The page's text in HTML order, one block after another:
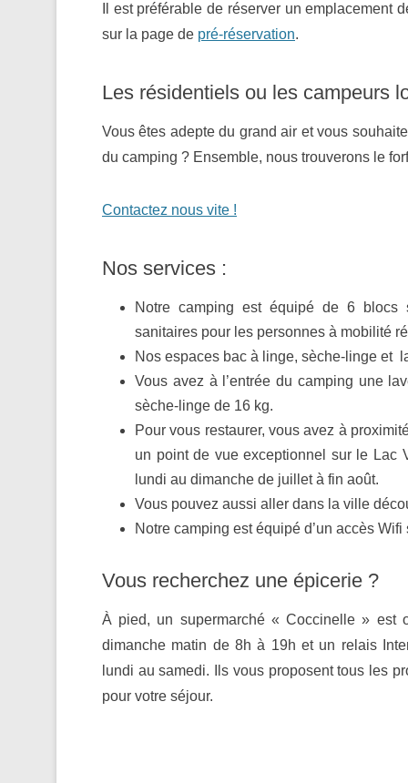
Il est préférable de réserver un
sur la page de pré-réservation.
Les résidentiels ou les campeurs
Vous êtes adepte du grand air et vous
du camping ? Ensemble, nous trouverons le
Contactez nous vite !
Nos services :
Notre camping est équipé de 6 blocs
sanitaires pour les personnes à mobilité
Nos espaces bac à linge, sèche-linge et
Vous avez à l’entrée du camping une
sèche-linge de 16 kg.
Pour vous restaurer, vous avez à
un point de vue exceptionnel sur le Lac
lundi au dimanche de juillet à fin août.
Vous pouvez aussi aller dans la ville
Notre camping est équipé d’un accès
Vous recherchez une épicerie ?
À pied, un supermarché « Coccinelle » est
dimanche matin de 8h à 19h et un relais
lundi au samedi. Ils vous proposent tous les
pour votre séjour.